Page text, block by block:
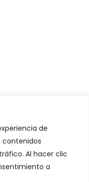
de
contenidos
Al hacer clic
a